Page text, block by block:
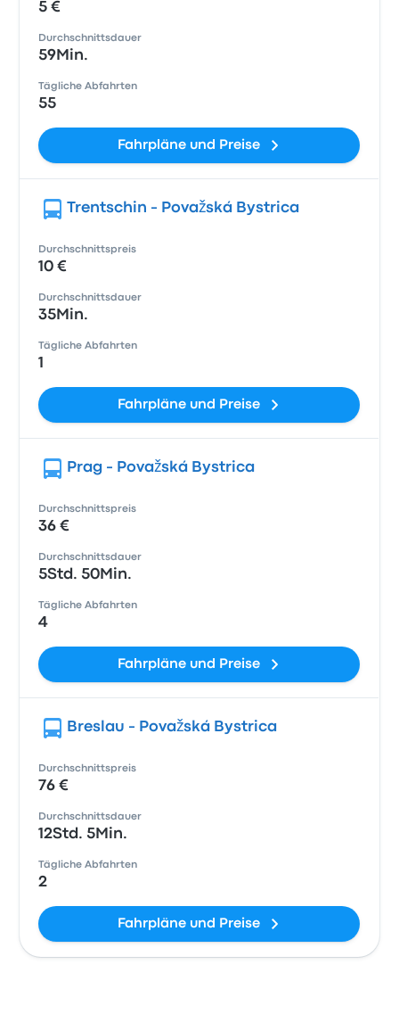
5 €
Durchschnittsdauer
59Min.
Tägliche Abfahrten
55
Fahrpläne und Preise
Trentschin - Považská Bystrica
Durchschnittspreis
10 €
Durchschnittsdauer
35Min.
Tägliche Abfahrten
1
Fahrpläne und Preise
Prag - Považská Bystrica
Durchschnittspreis
36 €
Durchschnittsdauer
5Std. 50Min.
Tägliche Abfahrten
4
Fahrpläne und Preise
Breslau - Považská Bystrica
Durchschnittspreis
76 €
Durchschnittsdauer
12Std. 5Min.
Tägliche Abfahrten
2
Fahrpläne und Preise